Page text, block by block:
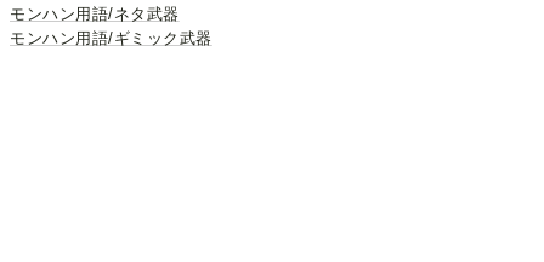
モンハン用語/ネタ武器
モンハン用語/ギミック武器